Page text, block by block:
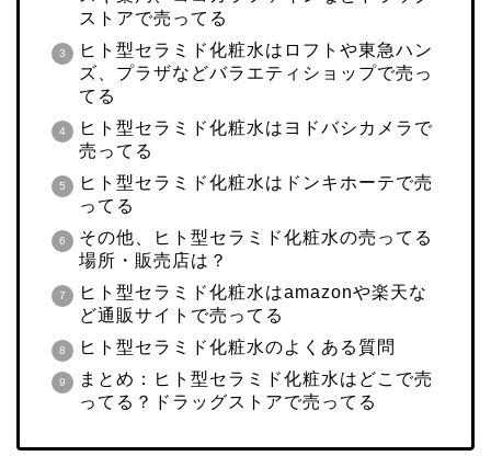
ストアで売ってる
ヒト型セラミド化粧水はロフトや東急ハン
ズ、プラザなどバラエティショップで売っ
てる
ヒト型セラミド化粧水はヨドバシカメラで
売ってる
ヒト型セラミド化粧水はドンキホーテで売
ってる
その他、ヒト型セラミド化粧水の売ってる
場所・販売店は？
ヒト型セラミド化粧水はamazonや楽天な
ど通販サイトで売ってる
ヒト型セラミド化粧水のよくある質問
まとめ：ヒト型セラミド化粧水はどこで売
ってる？ドラッグストアで売ってる